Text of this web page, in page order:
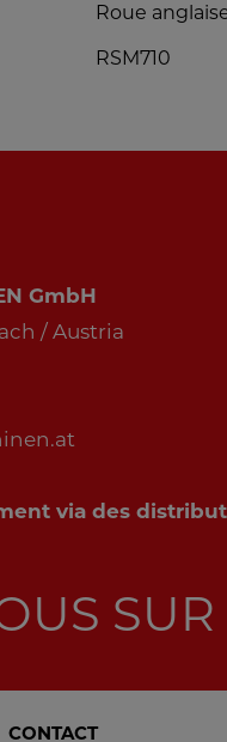
Roue
RSM710
GmbH
/ Austria
via des
SUR
CONTACT